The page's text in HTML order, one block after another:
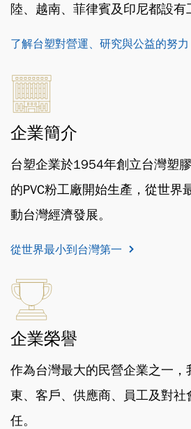
陸、越南、菲律賓及印尼都設有
了解台塑對營運、研究與公益的努力
企業簡介
台塑企業於1954年創立台灣塑
的PVC粉工廠開始生產，從世界
動台灣經濟發展。
從世界最小到台灣第一
企業榮譽
作為台灣最大的民營企業之一，
東、客戶、供應商、員工及對
任。